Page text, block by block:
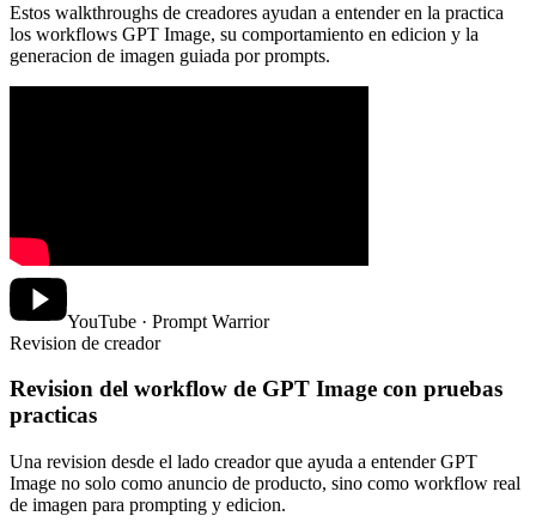
Estos walkthroughs de creadores ayudan a entender en la practica
los workflows GPT Image, su comportamiento en edicion y la
generacion de imagen guiada por prompts.
YouTube · Prompt Warrior
Revision de creador
Revision del workflow de GPT Image con pruebas
practicas
Una revision desde el lado creador que ayuda a entender GPT
Image no solo como anuncio de producto, sino como workflow real
de imagen para prompting y edicion.